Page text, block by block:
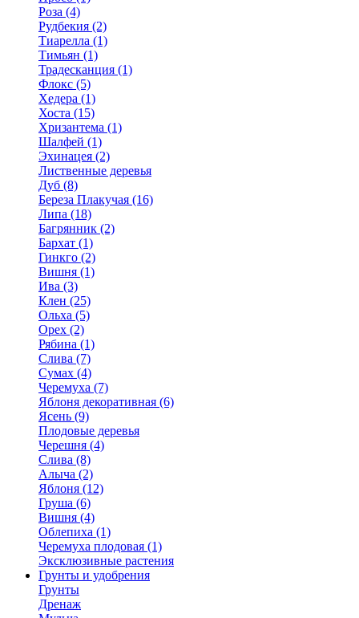
Роза (4)
Рудбекия (2)
Тиарелла (1)
Тимьян (1)
Традесканция (1)
Флокс (5)
Хедера (1)
Хоста (15)
Хризантема (1)
Шалфей (1)
Эхинацея (2)
Лиственные деревья
Дуб (8)
Береза Плакучая (16)
Липа (18)
Багрянник (2)
Бархат (1)
Гинкго (2)
Вишня (1)
Ива (3)
Клен (25)
Ольха (5)
Орех (2)
Рябина (1)
Слива (7)
Сумах (4)
Черемуха (7)
Яблоня декоративная (6)
Ясень (9)
Плодовые деревья
Черешня (4)
Слива (8)
Алыча (2)
Яблоня (12)
Груша (6)
Вишня (4)
Облепиха (1)
Черемуха плодовая (1)
Эксклюзивные растения
Грунты и удобрения
Грунты
Дренаж